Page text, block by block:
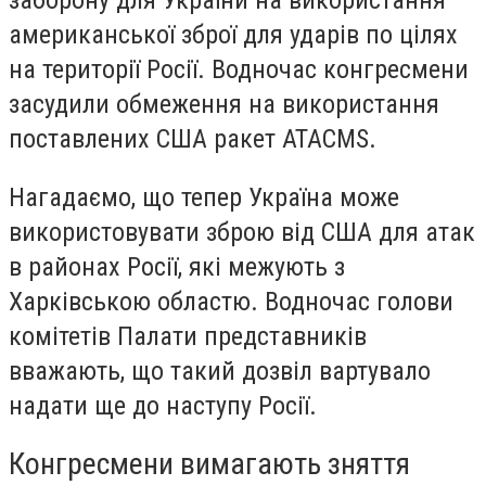
американської зброї для ударів по цілях
на території Росії. Водночас конгресмени
засудили обмеження на використання
поставлених США ракет ATACMS.
Нагадаємо, що тепер Україна може
використовувати зброю від США для атак
в районах Росії, які межують з
Харківською областю. Водночас голови
комітетів Палати представників
вважають, що такий дозвіл вартувало
надати ще до наступу Росії.
Конгресмени вимагають зняття